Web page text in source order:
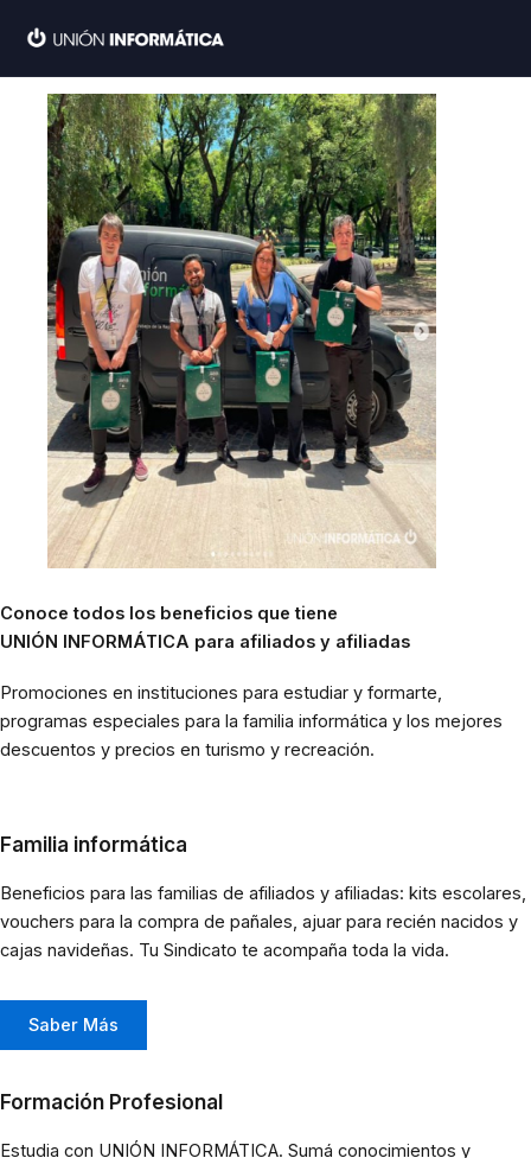
contenido
Conoce todos los beneficios que tiene
UNIÓN INFORMÁTICA para afiliados y afiliadas
Promociones en instituciones para estudiar y formarte,
programas especiales para la familia informática y los mejores
descuentos y precios en turismo y recreación.
Familia informática
Beneficios para las familias de afiliados y afiliadas: kits escolares,
vouchers para la compra de pañales, ajuar para recién nacidos y
cajas navideñas. Tu Sindicato te acompaña toda la vida.
Saber Más
Formación Profesional
Estudia con UNIÓN INFORMÁTICA. Sumá conocimientos y